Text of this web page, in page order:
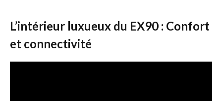
L’intérieur luxueux du EX90 : Confort
et connectivité